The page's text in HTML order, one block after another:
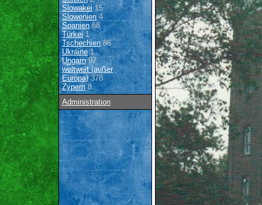
Slowakei15
Slowenien4
Spanien68
Türkei1
Tschechien 86
Ukraine1
Ungarn97
weltweit (außer
Europa)378
Zypern8
Administration